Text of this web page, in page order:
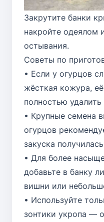
Закрутите банки
накройте одеялом
остывания.
Советы по
• Если у огурцов
жёсткая кожура,
полностью
• Крупные семена
огурцов
закуска
• Для более
добавьте в банку
вишни или
• Используйте
зонтики укропа —